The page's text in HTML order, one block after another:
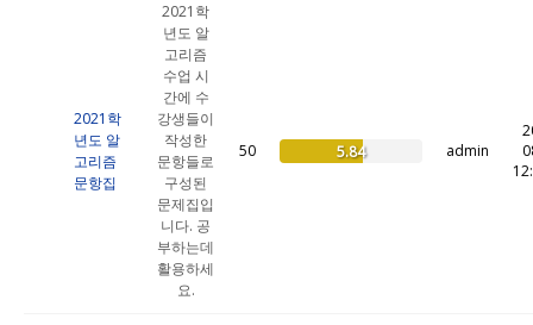
2021학
년도 알
고리즘
문항집
2021학
년도 알
고리즘
수업 시
간에 수
강생들이
작성한
문항들로
구성된
문제집입
니다. 공
부하는데
활용하세
요.
50 5.84 admin